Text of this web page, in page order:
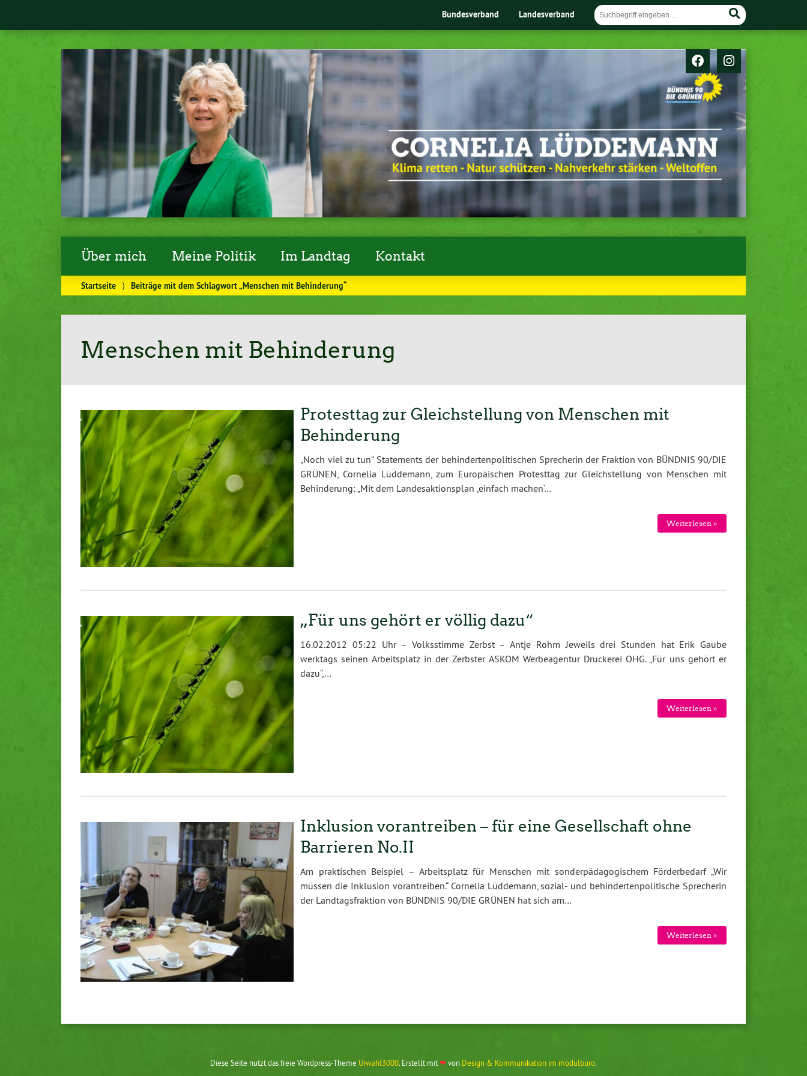
Bundesverband Landesverband
Über mich Meine Politik Im Landtag Kontakt
Startseite ⟩ Beiträge mit dem Schlagwort „Menschen mit Behinderung“
Menschen mit Behinderung
Protesttag zur Gleichstellung von Menschen mit
Behinderung
„Noch viel zu tun“ Statements der behindertenpolitischen Sprecherin der Fraktion von BÜNDNIS 90/DIE
GRÜNEN, Cornelia Lüddemann, zum Europäischen Protesttag zur Gleichstellung von Menschen mit
Behinderung: „Mit dem Landesaktionsplan ,einfach machen‘…
Weiterlesen »
„Für uns gehört er völlig dazu“
16.02.2012 05:22 Uhr – Volksstimme Zerbst – Antje Rohm Jeweils drei Stunden hat Erik Gaube
werktags seinen Arbeitsplatz in der Zerbster ASKOM Werbeagentur Druckerei OHG. „Für uns gehört er
dazu“,…
Weiterlesen »
Inklusion vorantreiben – für eine Gesellschaft ohne
Barrieren No.II
Am praktischen Beispiel – Arbeitsplatz für Menschen mit sonderpädagogischem Förderbedarf „Wir
müssen die Inklusion vorantreiben.“ Cornelia Lüddemann, sozial- und behindertenpolitische Sprecherin
der Landtagsfraktion von BÜNDNIS 90/DIE GRÜNEN hat sich am…
Weiterlesen »
Diese Seite nutzt das freie Wordpress-Theme Urwahl3000. Erstellt mit❤ von Design & Kommunikation im modulbüro.